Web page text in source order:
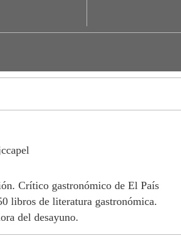
Crítico gastronómico de El País
libros de literatura gastronómica.
del desayuno.